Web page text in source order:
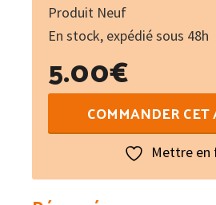
Produit Neuf
En stock, expédié sous 48h
5.00€
de
:
COMMANDER CET
Mettre en